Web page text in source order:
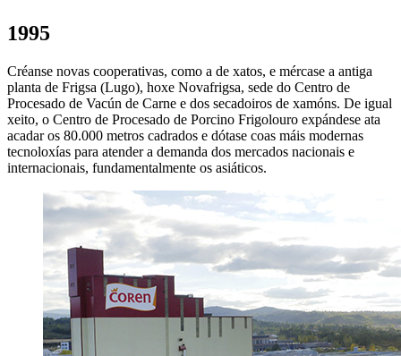
1995
Créanse novas cooperativas, como a de xatos, e mércase a antiga
planta de Frigsa (Lugo), hoxe Novafrigsa, sede do Centro de
Procesado de Vacún de Carne e dos secadoiros de xamóns. De igual
xeito, o Centro de Procesado de Porcino Frigolouro expándese ata
acadar os 80.000 metros cadrados e dótase coas máis modernas
tecnoloxías para atender a demanda dos mercados nacionais e
internacionais, fundamentalmente os asiáticos.